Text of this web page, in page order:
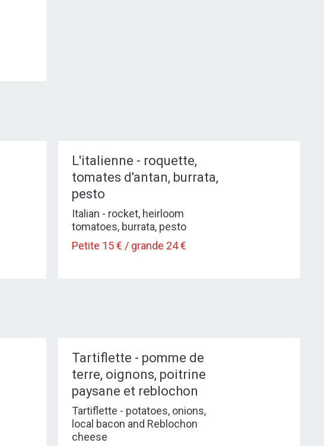
L'italienne - roquette,
tomates d'antan, burrata,
pesto
Italian - rocket, heirloom
tomatoes, burrata, pesto
Petite 15 € / grande 24 €
Tartiflette - pomme de
terre, oignons, poitrine
paysane et reblochon
Tartiflette - potatoes, onions,
local bacon and Reblochon
cheese